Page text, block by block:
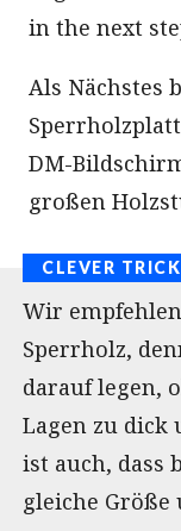
in the next
Als Nächstes
DM-
großen
Wir
Sperrholz,
darauf legen,
Lagen zu dick
ist auch, dass
gleiche Größe